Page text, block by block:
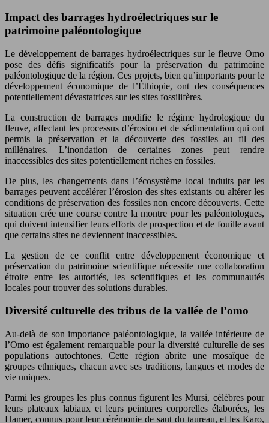
Impact des barrages hydroélectriques sur le
patrimoine paléontologique
Le développement de barrages hydroélectriques sur le fleuve Omo
pose des défis significatifs pour la préservation du patrimoine
paléontologique de la région. Ces projets, bien qu’importants pour le
développement économique de l’Éthiopie, ont des conséquences
potentiellement dévastatrices sur les sites fossilifères.
La construction de barrages modifie le régime hydrologique du
fleuve, affectant les processus d’érosion et de sédimentation qui ont
permis la préservation et la découverte des fossiles au fil des
millénaires. L’inondation de certaines zones peut rendre
inaccessibles des sites potentiellement riches en fossiles.
De plus, les changements dans l’écosystème local induits par les
barrages peuvent accélérer l’érosion des sites existants ou altérer les
conditions de préservation des fossiles non encore découverts. Cette
situation crée une course contre la montre pour les paléontologues,
qui doivent intensifier leurs efforts de prospection et de fouille avant
que certains sites ne deviennent inaccessibles.
La gestion de ce conflit entre développement économique et
préservation du patrimoine scientifique nécessite une collaboration
étroite entre les autorités, les scientifiques et les communautés
locales pour trouver des solutions durables.
Diversité culturelle des tribus de la vallée de l’omo
Au-delà de son importance paléontologique, la vallée inférieure de
l’Omo est également remarquable pour la diversité culturelle de ses
populations autochtones. Cette région abrite une mosaïque de
groupes ethniques, chacun avec ses traditions, langues et modes de
vie uniques.
Parmi les groupes les plus connus figurent les Mursi, célèbres pour
leurs plateaux labiaux et leurs peintures corporelles élaborées, les
Hamer, connus pour leur cérémonie de saut du taureau, et les Karo,